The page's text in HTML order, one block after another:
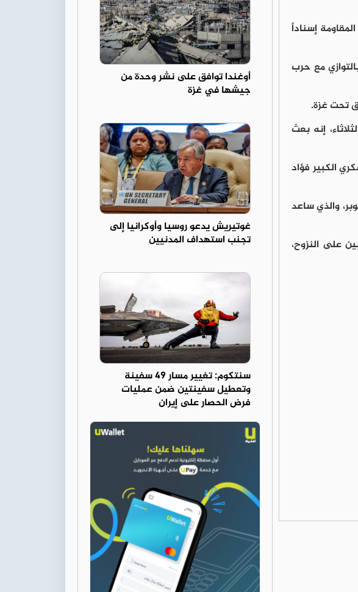
إسناداً
مع حرب
إنه بعث
العسكري الكبير فؤاد
إنها لم تكن على علم مسبق بهجوم حماس على إسرائيل في 7 أكتوبر، والذي ساعد
على النزوح،
أوغندا توافق على نشر وحدة من
جيشها في غزة
غوتيريش يدعو روسيا وأوكرانيا إلى
تجنب استهداف المدنيين
سنتكوم: تغيير مسار 49 سفينة
وتعطيل سفينتين ضمن عمليات
فرض الحصار على إيران